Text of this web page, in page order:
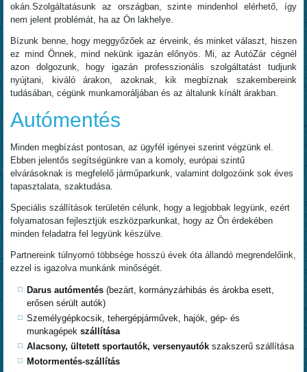
okán.Szolgáltatásunk az országban, szinte mindenhol elérhető, így
nem jelent problémát, ha az Ön lakhelye.
Bízunk benne, hogy meggyőzőek az érveink, és minket választ, hiszen
ez mind Önnek, mind nekünk igazán előnyös. Mi, az AutóZár cégnél
azon dolgozunk, hogy igazán professzionális szolgáltatást tudjunk
nyújtani, kiváló árakon, azoknak, kik megbíznak szakembereink
tudásában, cégünk munkamoráljában és az általunk kínált árakban.
Autómentés
Minden megbízást pontosan, az ügyfél igényei szerint végzünk el.
Ebben jelentős segítségünkre van a komoly, európai szintű
elvárásoknak is megfelelő járműparkunk, valamint dolgozóink sok éves
tapasztalata, szaktudása.
Speciális szállítások területén célunk, hogy a legjobbak legyünk, ezért
folyamatosan fejlesztjük eszközparkunkat, hogy az Ön érdekében
minden feladatra fel legyünk készülve.
Partnereink túlnyomó többsége hosszú évek óta állandó megrendelőink,
ezzel is igazolva munkánk minőségét.
Darus autómentés(bezárt, kormányzárhibás és árokba esett,
erősen sérült autók)
Személygépkocsik, tehergépjárművek, hajók, gép- és
munkagépekszállítása
Alacsony, ültetett sportautók, versenyautókszakszerű szállítása
Motormentés-szállítás